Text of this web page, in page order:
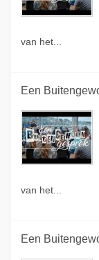
van het...
van het...